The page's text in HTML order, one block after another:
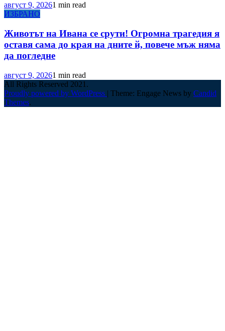
август 9, 20261 min read
ИЗБРАНО
Животът на Ивана се срути! Огромна трагедия я
оставя сама до края на дните й, повече мъж няма
да погледне
август 9, 20261 min read
All Rights Reserved 2021.
Proudly powered by WordPress | Theme: Engage News by Candid
Themes.